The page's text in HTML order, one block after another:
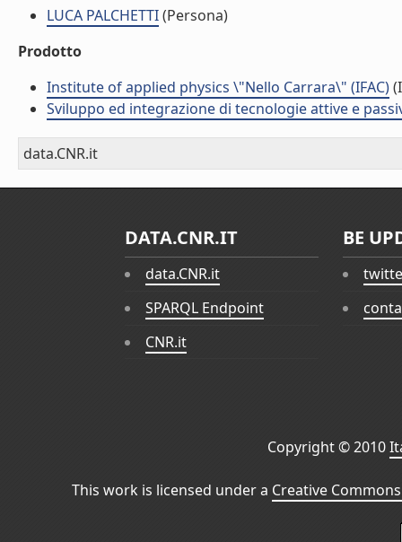
LUCA PALCHETTI(Persona)
Prodotto
Institute of applied physics \"Nello Carrara\" (IFAC)
Sviluppo ed integrazione di tecnologie attive e
data.CNR.it
DATA.CNR.IT
data.CNR.it
SPARQL Endpoint
CNR.it
BE
Copyright © 2010
This work is licensed under a Creative